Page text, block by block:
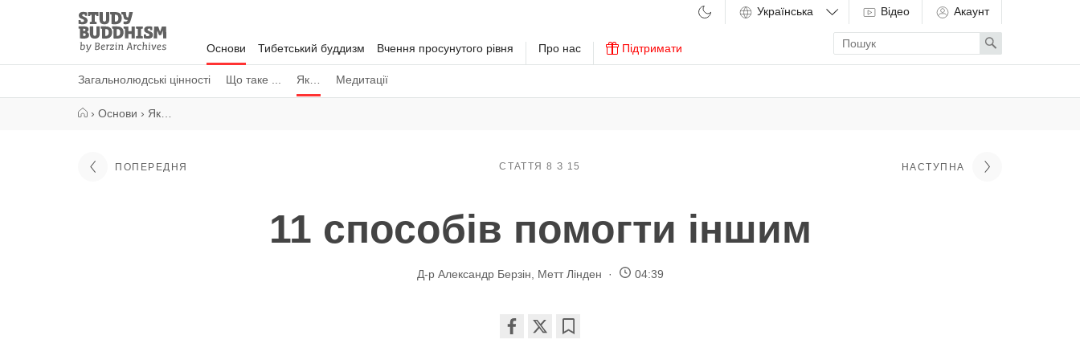
Study
Buddhism
Home
Основи
Загальнолюдські цінності Що таке ... Як… Медитації
Тибетський буддизм Вчення просунутого рівня Про нас Підтримати
Відео Акаунт
Enter
search
term
Search
› Основи › Як…
ПОПЕРЕДНЯ СТАТТЯ 8 З 15 НАСТУПНА
11 способів помогти іншим
Д-р Александр Берзін Метт Лінден 04:39